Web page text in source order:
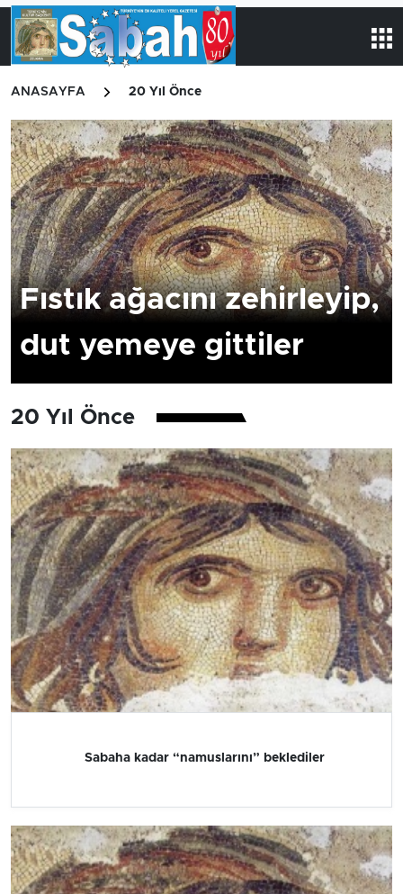
ANASAYFA 20 Yıl Önce
Fıstık ağacını zehirleyip,
dut yemeye gittiler
20 Yıl Önce
Sabaha kadar “namuslarını” beklediler